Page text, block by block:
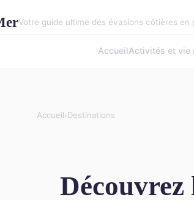
Votre guide ultime des évasions côtières en
AccueilActivités et vie
Accueil›Destinations